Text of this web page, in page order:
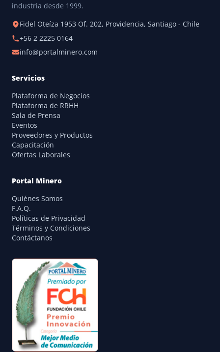
industria desde 1999.
Fidel Oteíza 1953 Of. 202, Providencia, Santiago - Chile
+56 2 2225 0164
info@portalminero.com
Servicios
Plataforma de Negocios
Plataforma de RRHH
Sala de Prensa
Eventos
Proveedores y Productos
Capacitación
Ofertas Laborales
Portal Minero
Quiénes Somos
F.A.Q.
Políticas de Privacidad
Términos y Condiciones
Contáctanos